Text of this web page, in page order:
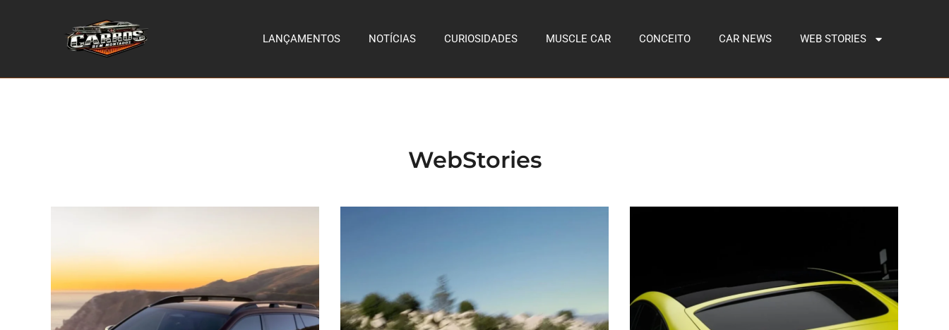
LANÇAMENTOS NOTÍCIAS CURIOSIDADES MUSCLE CAR CONCEITO CAR NEWS WEB STORIES
WebStories